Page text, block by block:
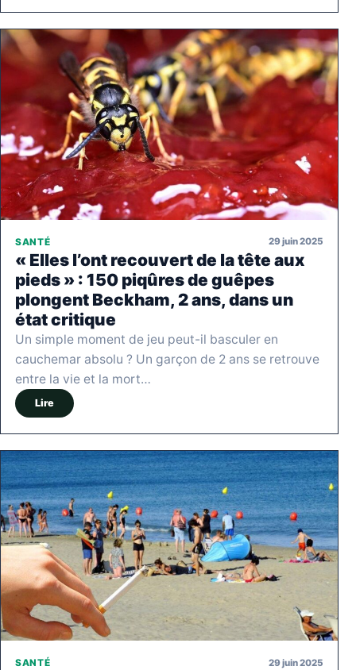
SANTÉ 29 juin 2025
« Elles l’ont recouvert de la tête aux
pieds » : 150 piqûres de guêpes
plongent Beckham, 2 ans, dans un
état critique
Un simple moment de jeu peut-il basculer en
cauchemar absolu ? Un garçon de 2 ans se retrouve
entre la vie et la mort…
Lire
SANTÉ 29 juin 2025